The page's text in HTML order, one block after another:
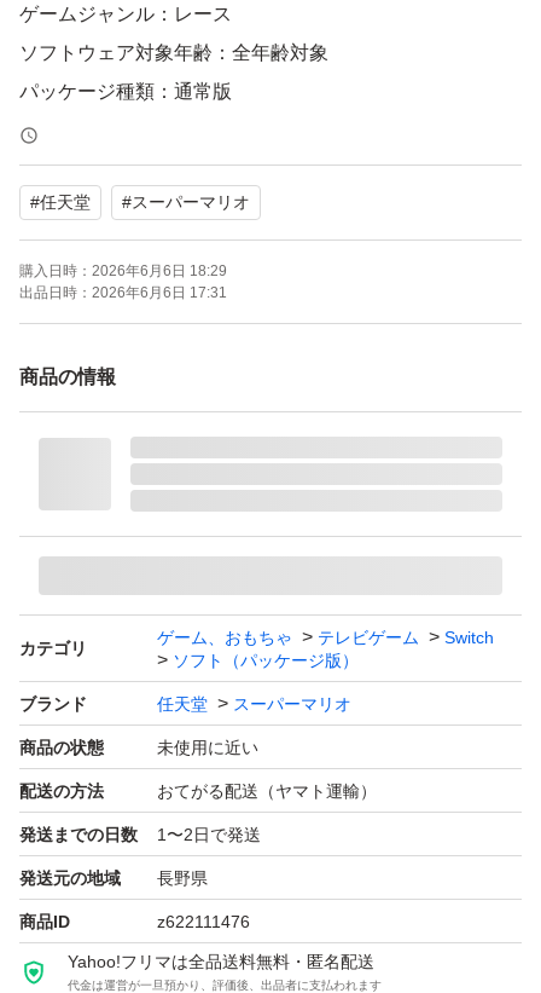
ゲームジャンル：レース
ソフトウェア対象年齢：全年齢対象
パッケージ種類：通常版
オンライン：オンライン対応
プレイモード：TVモード対応 テーブルモード対応 携帯モ
ード対応
携帯モードプレイ人数：1.0 人
#任天堂 #スーパーマリオ
購入日時： 2026年6月6日 18:29
出品日時： 2026年6月6日 17:31
商品の情報
カテゴリ
ゲーム、おもちゃ テレビゲーム
Switch
ソフト（パッケージ版）
ブランド 任天堂 スーパーマリオ
商品の状態 未使用に近い
配送の方法 おてがる配送（ヤマト運輸）
発送までの日数 1〜2日で発送
発送元の地域 長野県
商品ID z622111476
Yahoo!フリマは全品送料無料・匿名配送
代金は運営が一旦預かり、評価後、出品者に支払われます